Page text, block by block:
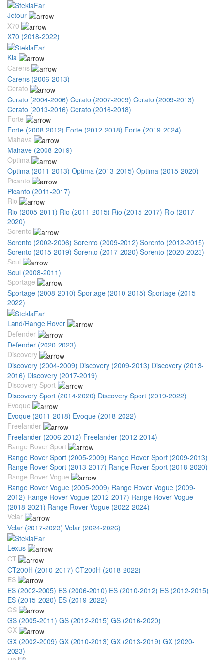
Jetour
X70
X70 (2018-2022)
Kia
Carens
Carens (2006-2013)
Cerato
Cerato (2004-2006) Cerato (2007-2009) Cerato (2009-2013)
Cerato (2013-2016) Cerato (2016-2018)
Forte
Forte (2008-2012) Forte (2012-2018) Forte (2019-2024)
Mahava
Mahave (2008-2019)
Optima
Optima (2011-2013) Optima (2013-2015) Optima (2015-2020)
Picanto
Picanto (2011-2017)
Rio
Rio (2005-2011) Rio (2011-2015) Rio (2015-2017) Rio (2017-
2020)
Sorento
Sorento (2002-2006) Sorento (2009-2012) Sorento (2012-2015)
Sorento (2015-2019) Sorento (2017-2020) Sorento (2020-2023)
Soul
Soul (2008-2011)
Sportage
Sportage (2008-2010) Sportage (2010-2015) Sportage (2015-
2022)
Land/Range Rover
Defender
Defender (2020-2023)
Discovery
Discovery (2004-2009) Discovery (2009-2013) Discovery (2013-
2016) Discovery (2017-2019)
Discovery Sport
Discovery Sport (2014-2020) Discovery Sport (2019-2022)
Evoque
Evoque (2011-2018) Evoque (2018-2022)
Freelander
Freelander (2006-2012) Freelander (2012-2014)
Range Rover Sport
Range Rover Sport (2005-2009) Range Rover Sport (2009-2013)
Range Rover Sport (2013-2017) Range Rover Sport (2018-2020)
Range Rover Vogue
Range Rover Vogue (2005-2009) Range Rover Vogue (2009-
2012) Range Rover Vogue (2012-2017) Range Rover Vogue
(2018-2021) Range Rover Vogue (2022-2024)
Velar
Velar (2017-2023) Velar (2024-2026)
Lexus
CT
CT200H (2010-2017) CT200H (2018-2022)
ES
ES (2002-2005) ES (2006-2010) ES (2010-2012) ES (2012-2015)
ES (2015-2020) ES (2019-2022)
GS
GS (2005-2011) GS (2012-2015) GS (2016-2020)
GX
GX (2002-2009) GX (2010-2013) GX (2013-2019) GX (2020-
2023)